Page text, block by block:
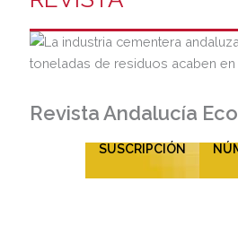
Revista Andalucía
SUSCRIPCIÓN